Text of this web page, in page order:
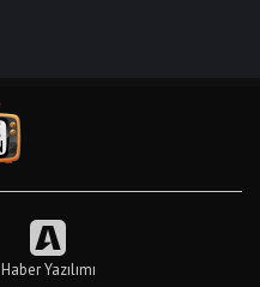
Haber Yazılımı